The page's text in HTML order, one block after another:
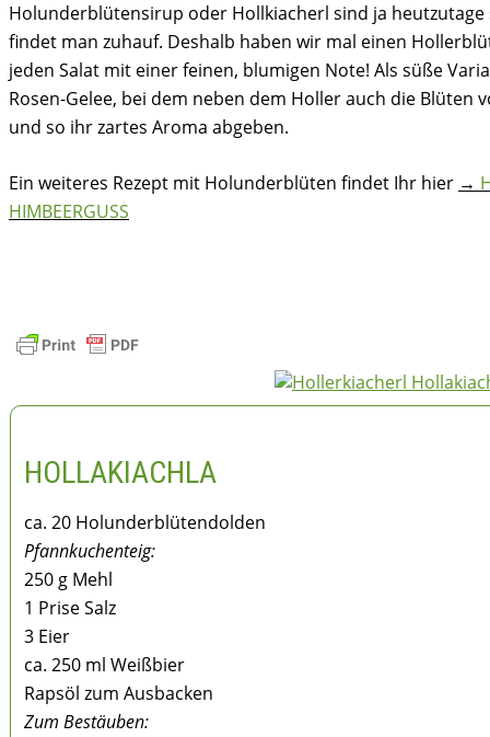
Holunderblütensirup oder Hollkiacherl sind ja heutzutage
findet man zuhauf. Deshalb haben wir mal einen
jeden Salat mit einer feinen, blumigen Note! Als süße
Rosen-Gelee, bei dem neben dem Holler auch die Blüten
und so ihr zartes Aroma abgeben.
Ein weiteres Rezept mit Holunderblüten findet Ihr hier →
HIMBEERGUSS
HOLLAKIACHLA
ca. 20 Holunderblütendolden
Pfannkuchenteig:
250 g Mehl
1 Prise Salz
3 Eier
ca. 250 ml Weißbier
Rapsöl zum Ausbacken
Zum Bestäuben: